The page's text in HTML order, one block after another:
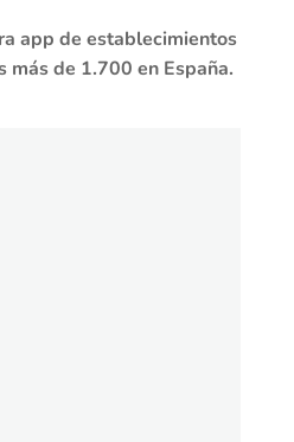
app de establecimientos
más de 1.700 en España.